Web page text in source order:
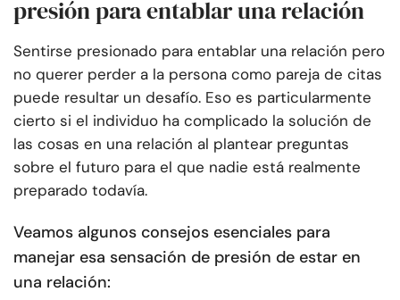
presión para entablar una relación
Sentirse presionado para entablar una relación pero
no querer perder a la persona como pareja de citas
puede resultar un desafío. Eso es particularmente
cierto si el individuo ha complicado la solución de
las cosas en una relación al plantear preguntas
sobre el futuro para el que nadie está realmente
preparado todavía.
Veamos algunos consejos esenciales para
manejar esa sensación de presión de estar en
una relación: